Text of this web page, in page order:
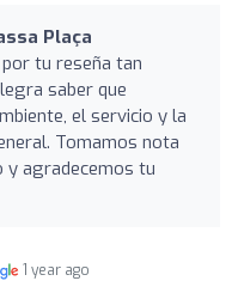
Plaça
tu reseña tan
saber que
el servicio y la
Tomamos nota
y agradecemos tu
1 year ago